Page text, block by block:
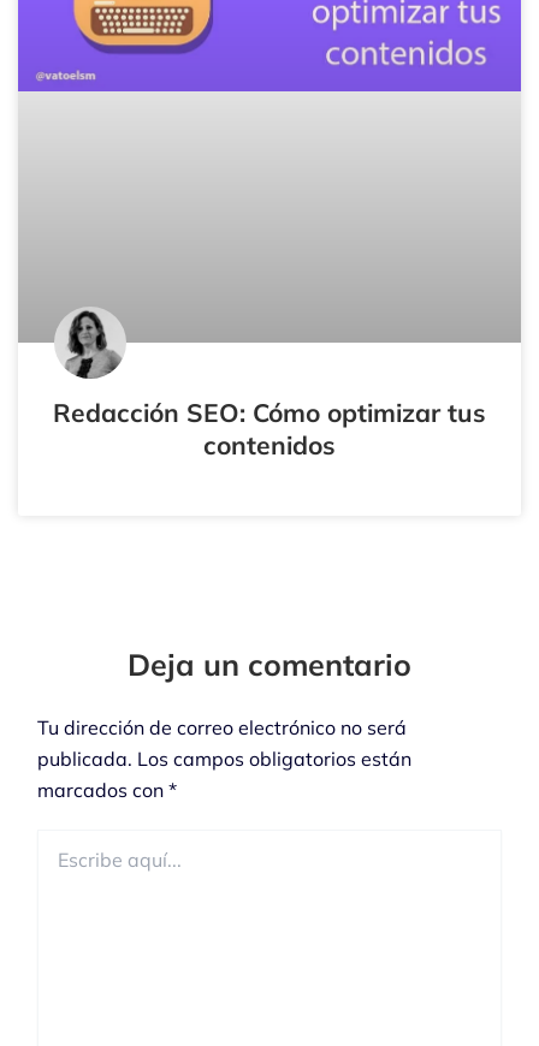
Redacción SEO: Cómo optimizar tus
contenidos
Deja un comentario
Tu dirección de correo electrónico no será
publicada. Los campos obligatorios están
marcados con *
aquí...